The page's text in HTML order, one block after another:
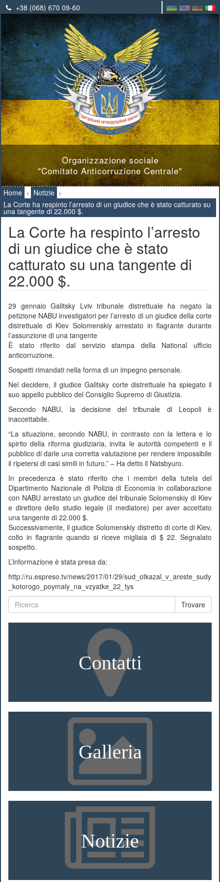
+38 (068) 670 09-60
Organizzazione sociale
"Comitato Anticorruzione Centrale"
Home › Notizie ›
La Corte ha respinto l’arresto di un giudice che è stato catturato su
una tangente di 22.000 $.
La Corte ha respinto l’arresto
di un giudice che è stato
catturato su una tangente di
22.000 $.
29 gennaio Galitsky Lviv tribunale distrettuale ha negato la
petizione NABU investigatori per l’arresto di un giudice della corte
distrettuale di Kiev Solomenskiy arrestato in flagrante durante
l’assunzione di una tangente
È stato riferito dal servizio stampa della National ufficio
anticorruzione.
Sospetti rimandati nella forma di un impegno personale.
Nel decidere, il giudice Galitsky corte distrettuale ha spiegato il
suo appello pubblico del Consiglio Supremo di Giustizia.
Secondo NABU, la decisione del tribunale di Leopoli è
inaccettabile.
“La situazione, secondo NABU, in contrasto con la lettera e lo
spirito della riforma giudiziaria, invita le autorità competenti e il
pubblico di darle una corretta valutazione per rendere impossibile
il ripetersi di casi simili in futuro.” – Ha detto il Natsbyuro.
In precedenza è stato riferito che i membri della tutela del
Dipartimento Nazionale di Polizia di Economia in collaborazione
con NABU arrestato un giudice del tribunale Solomenskiy di Kiev
e direttore dello studio legale (il mediatore) per aver accettato
una tangente di 22.000 $.
Successivamente, il giudice Solomenskiy distretto di corte di Kiev,
colto in flagrante quando si riceve migliaia di $ 22. Segnalato
sospetto.
L’informazione è stata presa da:
http://ru.espreso.tv/news/2017/01/29/sud_otkazal_v_areste_sudy
_kotorogo_poymaly_na_vzyatke_22_tys
Trovare
Contatti
Galleria
Notizie